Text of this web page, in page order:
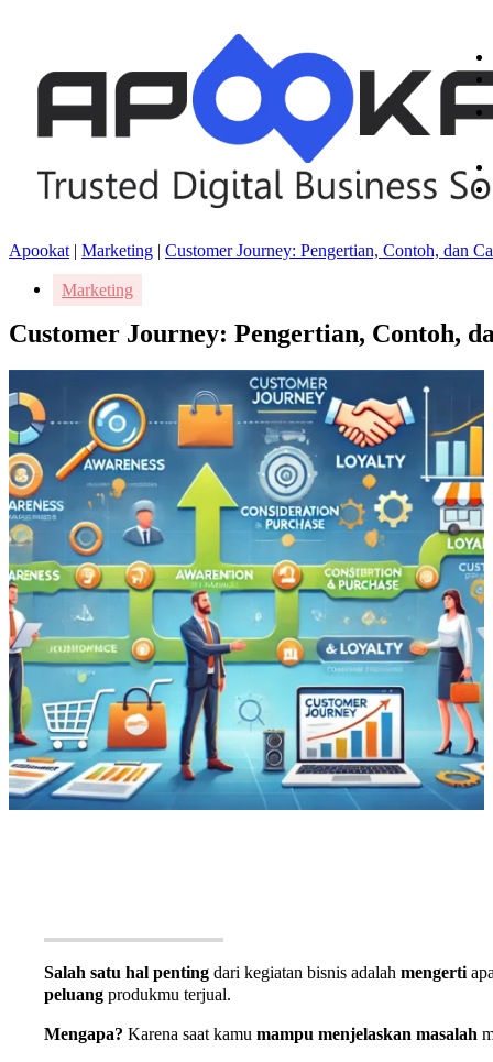
Apookat | Marketing | Customer Journey: Pengertian, Contoh, dan
Marketing
Customer Journey: Pengertian, Contoh,
Salah satu hal penting dari kegiatan bisnis adalah mengerti
peluang produkmu terjual.
Mengapa? Karena saat kamu mampu menjelaskan masalah